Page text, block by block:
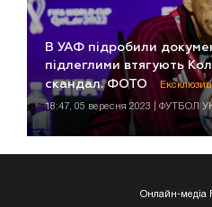
В УАФ підробили
підлеглими втягують
скандал. ФОТО
Ексклюзив
18:47, 05 вересня 2023 | ФУТБОЛ
Онлайн-медіа